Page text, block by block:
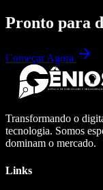
Pronto para
Começar Agora
Transformando o
tecnologia. Somos
dominam o mercado.
Links